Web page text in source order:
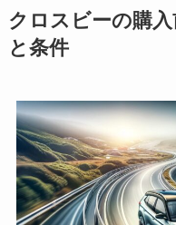
クロスビーの購
と条件